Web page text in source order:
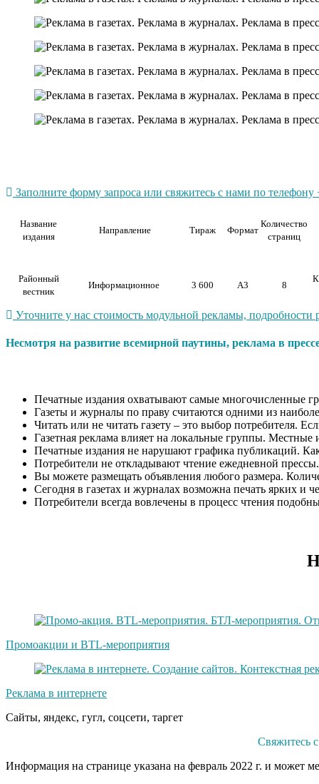
Заполните форму запроса или свяжитесь с нами по
Название
издания
Направление Тираж Формат
Количество
страниц
Районный
вестник
Информационное 3 600 А3 8
Уточните у нас стоимость модульной рекламы,
Несмотря на развитие всемирной паутины, реклама в
Печатные издания охватывают самые многочисленные
Газеты и журналы по праву считаются одними из
Читать или не читать газету – это выбор потребителя.
Газетная реклама влияет на локальные группы.
Печатные издания не нарушают графика публикаций. Как
Потребители не откладывают чтение ежедневной прессы.
Вы можете размещать объявления любого размера.
Сегодня в газетах и журналах возможна печать ярких и
Потребители всегда вовлечены в процесс чтения
Промоакции и BTL-мероприятия
Реклама в интернете
Сайты, яндекс, гугл, соцсети, таргет
Свяжитесь
Информация на странице указана на февраль 2022 г. и может